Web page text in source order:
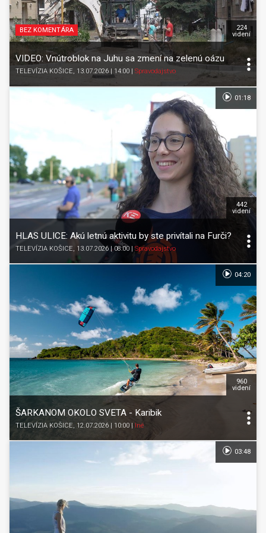
BEZ KOMENTÁRA
VIDEO: Vnútroblok na Juhu sa zmení na zelenú oázu
TELEVÍZIA KOŠICE, 13.07.2026 | 14:00 Spravodajstvo
224
videní
HLAS ULICE: Akú letnú aktivitu by ste privítali na Furči?
TELEVÍZIA KOŠICE , 13.07.2026 | 08:00 | Spravodajstvo
442
videní
01:18
ŠARKANOM OKOLO SVETA - Karibik
TELEVÍZIA KOŠICE , 12.07.2026 | 10:00 | Iné
960
videní
04:20
03:48